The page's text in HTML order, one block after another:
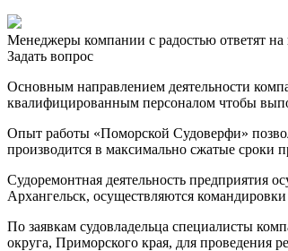
Менеджеры компании с радостью ответят на
Задать вопрос
Основным направлением деятельности
квалифицированным персоналом чтобы
Опыт работы «Поморской Судоверфи»
производится в максимально сжатые сроки
Судоремонтная деятельность предприятия
Архангельск, осуществляются
По заявкам судовладельца специалисты
округа, Приморского края, для проведения